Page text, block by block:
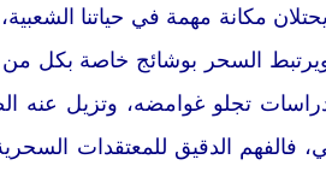
مكانة مهمة في حياتنا
ويرتبط السحر بوشائج خاصة بكل من
تجلو غوامضه، وتزيل عنه
فالفهم الدقيق للمعتقدات